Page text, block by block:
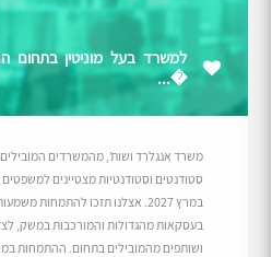
למשרד בעל מוניטין בתחום
�...
משרד אנגלרד ושות’, מהמשרדים
סטודנטים וסטודנטיות מצטיינים
במרץ 2027. אצלנו תזכו להתמחות
בעסקאות מהגדולות והמורכבות במשק,
ושותפים מהמובילים בתחום. ההתמחות